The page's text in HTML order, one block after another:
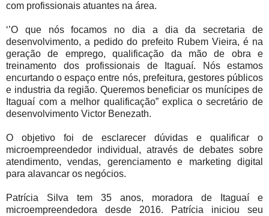
com profissionais atuantes na área.
‘’O que nós focamos no dia a dia da secretaria de
desenvolvimento, a pedido do prefeito Rubem Vieira, é na
geração de emprego, qualificação da mão de obra e
treinamento dos profissionais de Itaguaí. Nós estamos
encurtando o espaço entre nós, prefeitura, gestores públicos
e industria da região. Queremos beneficiar os munícipes de
Itaguaí com a melhor qualificação” explica o secretário de
desenvolvimento Victor Benezath.
O objetivo foi de esclarecer dúvidas e qualificar o
microempreendedor individual, através de debates sobre
atendimento, vendas, gerenciamento e marketing digital
para alavancar os negócios.
Patrícia Silva tem 35 anos, moradora de Itaguaí e
microempreendedora desde 2016. Patrícia iniciou seu